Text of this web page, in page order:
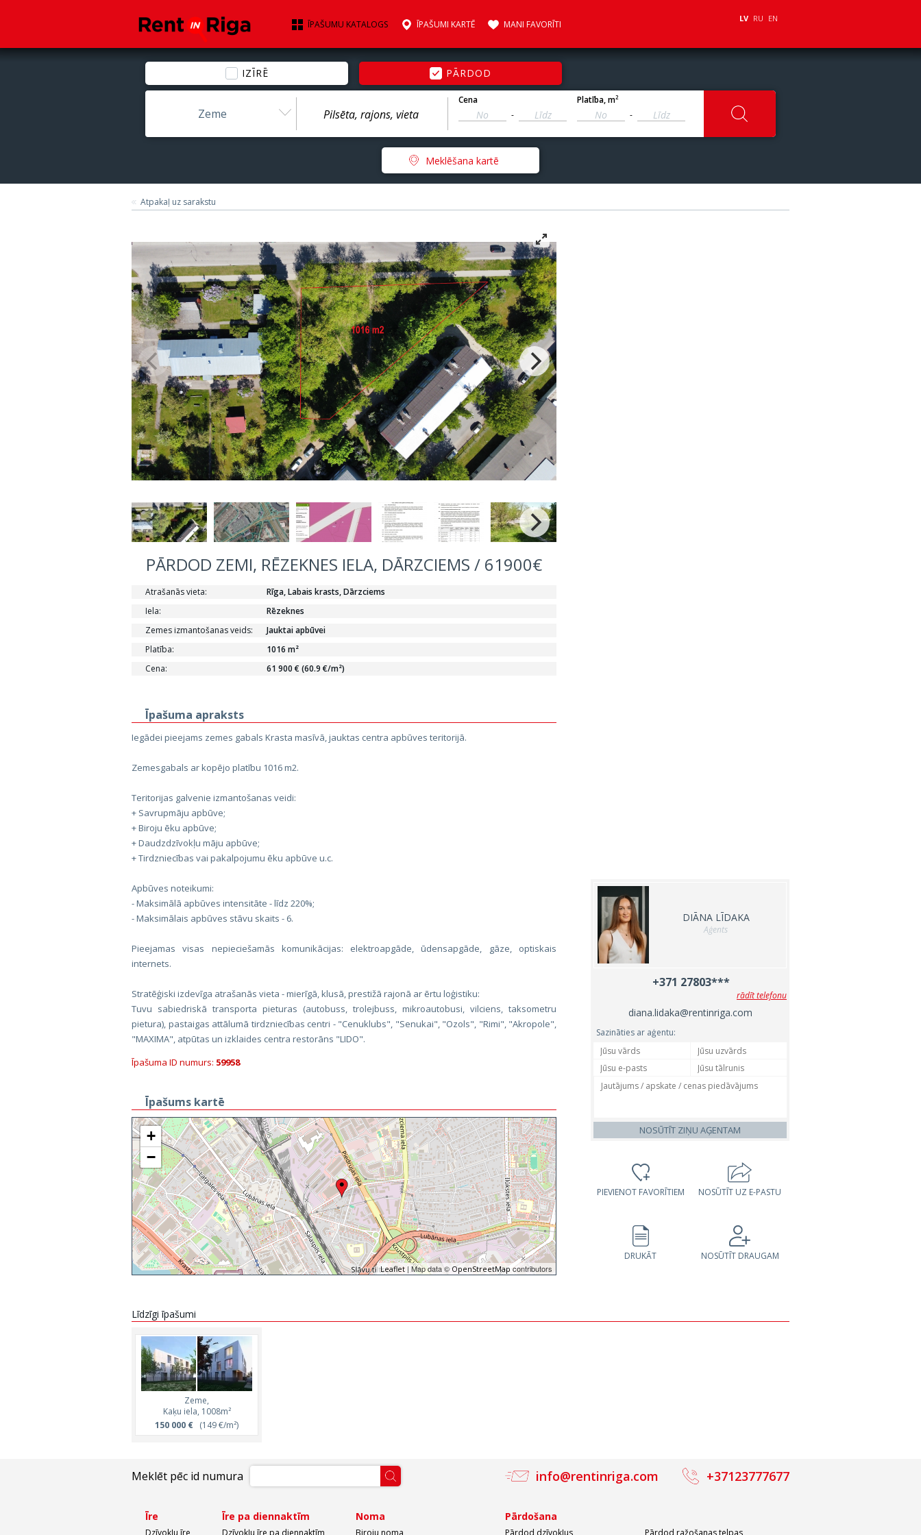
ĪPAŠUMU KATALOGS ĪPAŠUMI KARTĒ MANI FAVORĪTI
LV RU EN
IZĪRĒ PĀRDOD
Zeme
Cena
-
Platība, m2
-
Meklēšana kartē
Atpakaļ uz sarakstu
PĀRDOD ZEMI, RĒZEKNES IELA, DĀRZCIEMS / 61900€
Atrašanās vieta:
Rīga, Labais krasts, Dārzciems
Iela:
Rēzeknes
Zemes izmantošanas veids:
Jauktai apbūvei
Platība:
1016 m²
Cena:
61 900 € (60.9 €/m²)
Īpašuma apraksts
Iegādei pieejams zemes gabals Krasta masīvā, jauktas centra apbūves teritorijā.
Zemesgabals ar kopējo platību 1016 m2.
Teritorijas galvenie izmantošanas veidi:
+ Savrupmāju apbūve;
+ Biroju ēku apbūve;
+ Daudzdzīvokļu māju apbūve;
+ Tirdzniecības vai pakalpojumu ēku apbūve u.c.
Apbūves noteikumi:
- Maksimālā apbūves intensitāte - līdz 220%;
- Maksimālais apbūves stāvu skaits - 6.
Pieejamas visas nepieciešamās komunikācijas: elektroapgāde, ūdensapgāde, gāze, optiskais
internets.
Stratēģiski izdevīga atrašanās vieta - mierīgā, klusā, prestižā rajonā ar ērtu loģistiku:
Tuvu sabiedriskā transporta pieturas (autobuss, trolejbuss, mikroautobusi, vilciens, taksometru
pietura), pastaigas attālumā tirdzniecības centri - "Cenuklubs", "Senukai", "Ozols", "Rimi", "Akropole",
"MAXIMA", atpūtas un izklaides centra restorāns "LIDO".
Īpašuma ID numurs: 59958
Īpašums kartē
+
−
Leaflet | Map data ©OpenStreetMap contributors
DIĀNA LĪDAKA
Aģents
+371 27803***
rādīt telefonu
diana.lidaka@rentinriga.com
Sazināties ar aģentu:
NOSŪTĪT ZIŅU AĢENTAM
PIEVIENOT FAVORĪTIEM NOSŪTĪT UZ E-PASTU
DRUKĀT NOSŪTĪT DRAUGAM
Līdzīgi īpašumi
Zeme,
Kaķu iela, 1008m²
150 000 € (149 €/m²)
Meklēt pēc id numura info@rentinriga.com +37123777677
Īre
Dzīvokļu īre
Īre pa diennaktīm
Dzīvokļu īre pa diennaktīm
Noma
Biroju noma
Pārdošana
Pārdod dzīvokļus Pārdod ražošanas telpas